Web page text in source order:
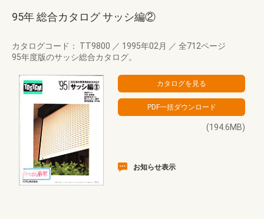
95年 総合カタログ サッシ編②
カタログコード： TT9800 ／ 1995年02月 ／ 全712ページ
95年度版のサッシ総合カタログ。
(194.6MB)
お知らせ表示